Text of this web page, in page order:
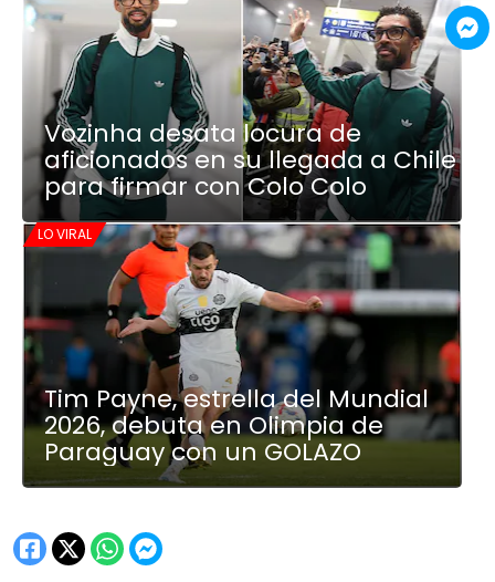
Vozinha desata locura de
aficionados en su llegada a Chile
para firmar con Colo Colo
LO VIRAL
Tim Payne, estrella del Mundial
2026, debuta en Olimpia de
Paraguay con un GOLAZO